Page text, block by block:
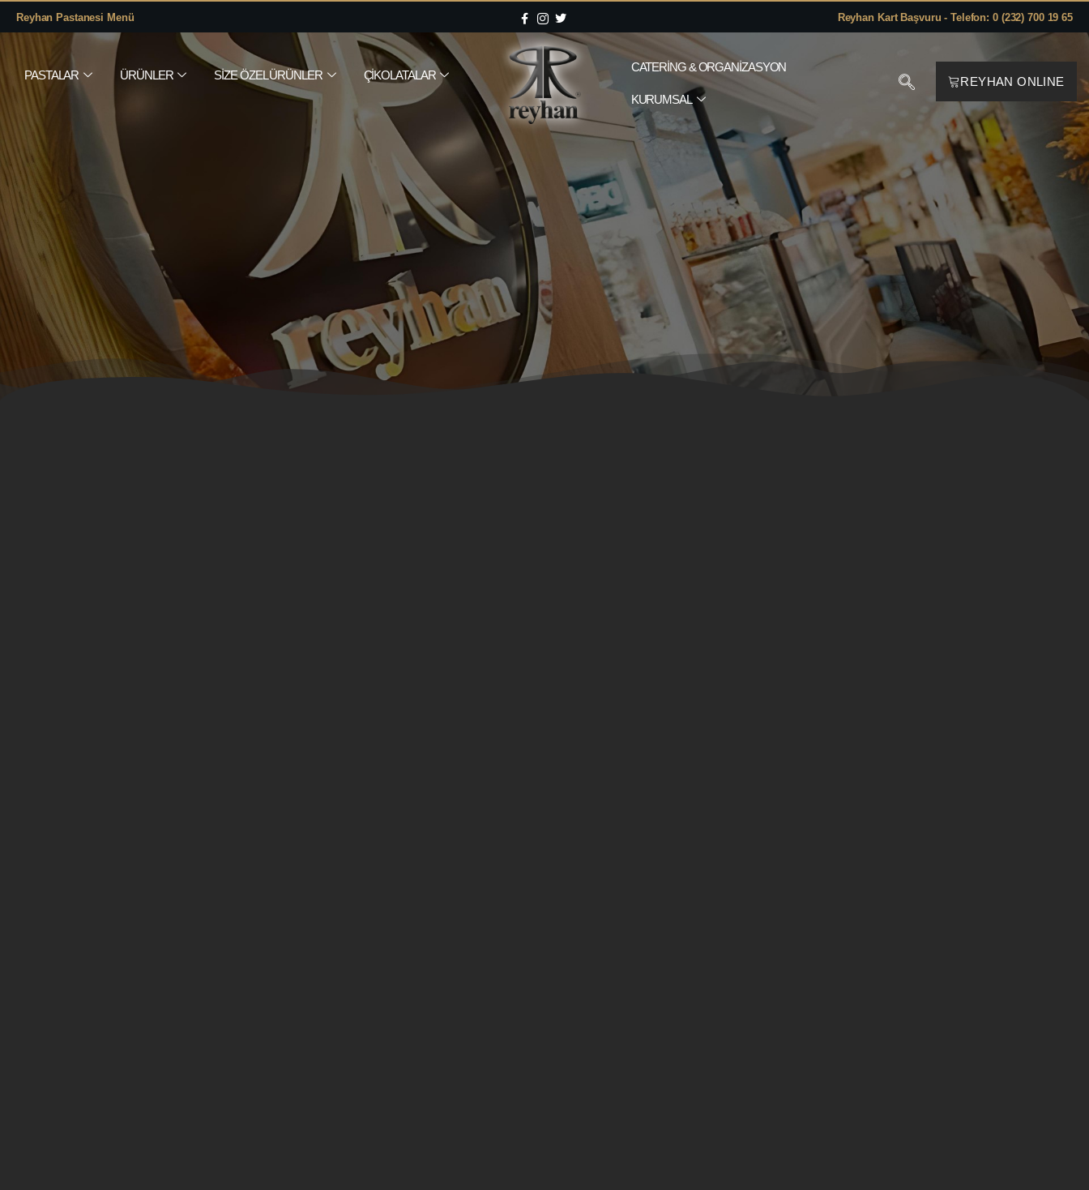
Reyhan Pastanesi Menü Reyhan Kart Başvuru - Telefon: 0 (232) 700 19 65
PASTALAR ÜRÜNLER SIZE ÖZEL ÜRÜNLER ÇIKOLATALAR
CATERING & ORGANIZASYON
KURUMSAL
REYHAN ONLINE